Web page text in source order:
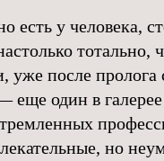
есть у человека,
тотально,
уже после пролога
еще один в
но